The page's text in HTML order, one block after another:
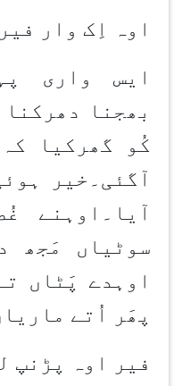
اوہ اِک وار
ایس واری
بھجنا
کُو گھرکیا
آگئی۔خیر
آیا۔اوہنے
سوٹیاں مَجھ
اوہدے پَٹاں
پھَر اُتے
فیر اوہ پڑنپ